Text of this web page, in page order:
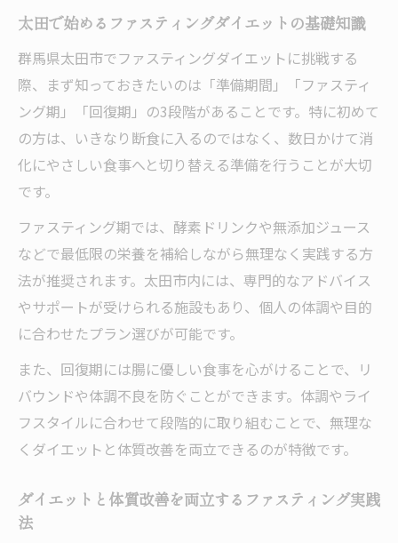
腸内環境とダイエット効果を高める太田流
腸もみとダイエットで叶う健康的な体質改
善
太田ダイエットで実感する継続しやすい方
法
腸もみで実感する太田ダイエットの新たな
効果
ダイエットと腸もみの相乗効果を知る太田
の工夫
腸もみ太田の口コミとダイエット体験談を
紹介
腸もみとダイエットを組み合わせる実践ポ
イント
太田で健康的に痩せる腸もみダイエットの
痩せにくい体質なら太田で変わる新習慣
太田で始めるファスティングダイエットの基礎知識
群馬県太田市でファスティングダイエットに挑戦する
際、まず知っておきたいのは「準備期間」「ファスティ
ング期」「回復期」の3段階があることです。特に初めて
の方は、いきなり断食に入るのではなく、数日かけて消
化にやさしい食事へと切り替える準備を行うことが大切
です。
ファスティング期では、酵素ドリンクや無添加ジュース
などで最低限の栄養を補給しながら無理なく実践する方
法が推奨されます。太田市内には、専門的なアドバイス
やサポートが受けられる施設もあり、個人の体調や目的
に合わせたプラン選びが可能です。
また、回復期には腸に優しい食事を心がけることで、リ
バウンドや体調不良を防ぐことができます。体調やライ
フスタイルに合わせて段階的に取り組むことで、無理な
くダイエットと体質改善を両立できるのが特徴です。
ダイエットと体質改善を両立するファスティング実践
法